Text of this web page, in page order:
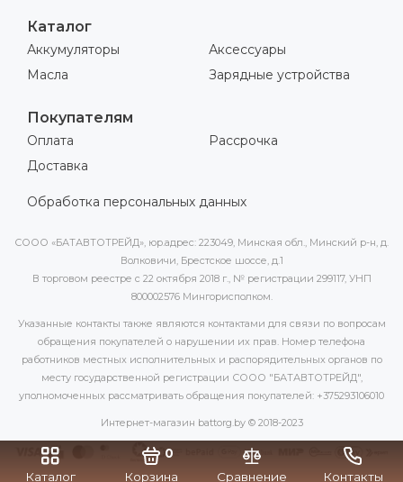
Каталог Корзина
0
Сравнение
Контакты
Каталог
Аккумуляторы
Масла
Аксессуары
Зарядные устройства
Покупателям
Оплата
Доставка
Рассрочка
Обработка персональных данных
СООО «БАТАВТОТРЕЙД», юр.адрес: 223049, Минская обл., Минский р-н, д.
Волковичи, Брестское шоссе, д.1
В торговом реестре с 22 октября 2018 г., № регистрации 299117, УНП
800002576 Мингорисполком.
Указанные контакты также являются контактами для связи по вопросам
обращения покупателей о нарушении их прав. Номер телефона
работников местных исполнительных и распорядительных органов по
месту государственной регистрации СООО "БАТАВТОТРЕЙД",
уполномоченных рассматривать обращения покупателей: +375293106010
Интернет-магазин battorg.by © 2018-2023